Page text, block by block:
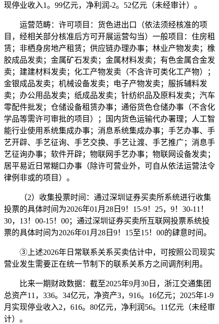
现停业收入1。99亿元，净利润-2。52亿元（未经审计）。
运营范畴：许可项目：货色进出口（依法须经核准的项
目，经相关部分核准后方可开展运营勾当）一般项目：住房租
赁；非栖身房地产租赁；供应链办理办事；林业产物发卖；橡
胶成品发卖；金属矿石发卖；金属材料发卖；有色金属合金发
卖；建建材料发卖；化工产物发卖（不含许可类化工产物）；
金银成品发卖；机械设备发卖；电子产物发卖；服拆辅料发
卖；办公用品发卖；纸成品发卖；针纺织品及原料发卖；汽车
零配件批发；仓储设备租赁办事；通俗货色仓储办事（不含化
学品等需许可审批的项目）；国内货色运输代办署理；人工智
能行业使用系统集成办事；消息系统集成办事；手艺办事、手
艺开辟、手艺征询、手艺交换、手艺让渡、手艺推广；消息手
艺征询办事；软件开辟；物联网手艺办事；物联网设备发卖；
居平易近日常糊口办事（除许可营业外，可自从依法运营法令
律例非或的项目）。
（2）收集投票时间：通过深圳证券买卖所系统进行收集
投票的具体时间为2026年01月28日9！15-9！25，9！30-11！
30，13！00-15！00；通过深圳证券买卖所互联网投票系统投
票的具体时间为2026年01月28日9！15至15！00的肆意时间。
③上述2026年日常联系关系买卖估计中，可按照公司现实
营业发生需要正在统一节制下的联系关系方之间调剂利用。
比来一期财政数据：截至2025年9月30日，浙江交通集团
总资产11，336。34亿元，净资产3，916。16亿元；2025年1-9
月实现停业收入2，616。80亿元，净利润56。11亿元（未经审
计）。